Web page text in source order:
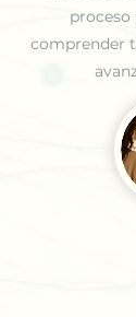
proceso
comprender